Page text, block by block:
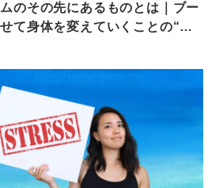
のその先にあるものとは｜ブー
て身体を変えていくことの“不
ついて